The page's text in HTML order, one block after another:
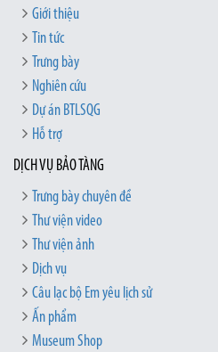
Giới thiệu
Tin tức
Trưng bày
Nghiên cứu
Dự án BTLSQG
Hỗ trợ
DỊCH VỤ BẢO TÀNG
Trưng bày chuyên đề
Thư viện video
Thư viện ảnh
Dịch vụ
Câu lạc bộ Em yêu lịch sử
Ấn phẩm
Museum Shop